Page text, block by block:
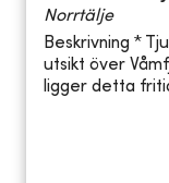
Norrtälje
Beskrivning *
utsikt över
ligger detta